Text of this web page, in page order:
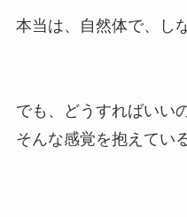
本当は、自然体で、し
でも、どうすればいい
そんな感覚を抱えてい